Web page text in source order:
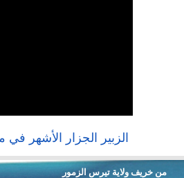
الزبير الجزار الأشهر في
من خريف ولاية تيرس الزمور